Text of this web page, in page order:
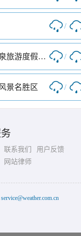
/
悦来温泉旅游度假山庄 /
景名胜区 /
联系我们
用户反馈
网站律师
service@weather.com.cn